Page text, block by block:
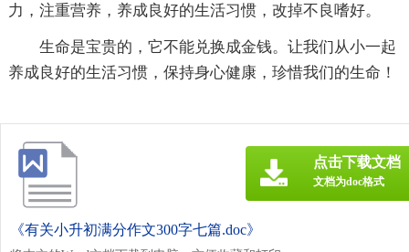
力，注重营养，养成良好的生活习惯，改掉不良嗜好。
生命是宝贵的，它不能兑换成金钱。让我们从小一起
养成良好的生活习惯，保持身心健康，珍惜我们的生命！
《有关小升初满分作文300字七篇.doc》
点击下载文档
文档为doc格式